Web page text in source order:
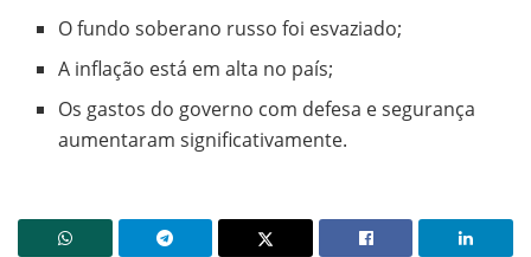
O fundo soberano russo foi esvaziado;
A inflação está em alta no país;
Os gastos do governo com defesa e segurança
aumentaram significativamente.